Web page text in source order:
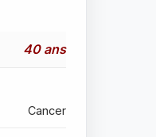
40 ans
Cancer